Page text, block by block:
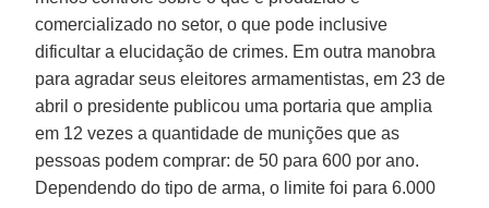
comercializado no setor, o que pode inclusive
dificultar a elucidação de crimes. Em outra manobra
para agradar seus eleitores armamentistas, em 23 de
abril o presidente publicou uma portaria que amplia
em 12 vezes a quantidade de munições que as
pessoas podem comprar: de 50 para 600 por ano.
Dependendo do tipo de arma, o limite foi para 6.000